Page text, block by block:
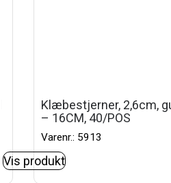
Klæbestjerner, 2,6cm,
– 16CM, 40/POS
Varenr.: 5913
Vis produkt